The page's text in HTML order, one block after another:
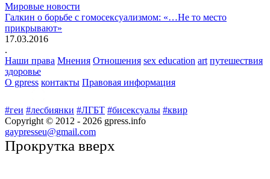
Мировые новости
Галкин о борьбе с гомосексуализмом: «…Не то место
прикрывают»
17.03.2016
.
Наши права Мнения Отношения sex education art путешествия
здоровье
О gpress контакты Правовая информация
#геи #лесбиянки #ЛГБТ #бисексуалы #квир
Copyright © 2012 - 2026 gpress.info
gaypresseu@gmail.com
Прокрутка вверх